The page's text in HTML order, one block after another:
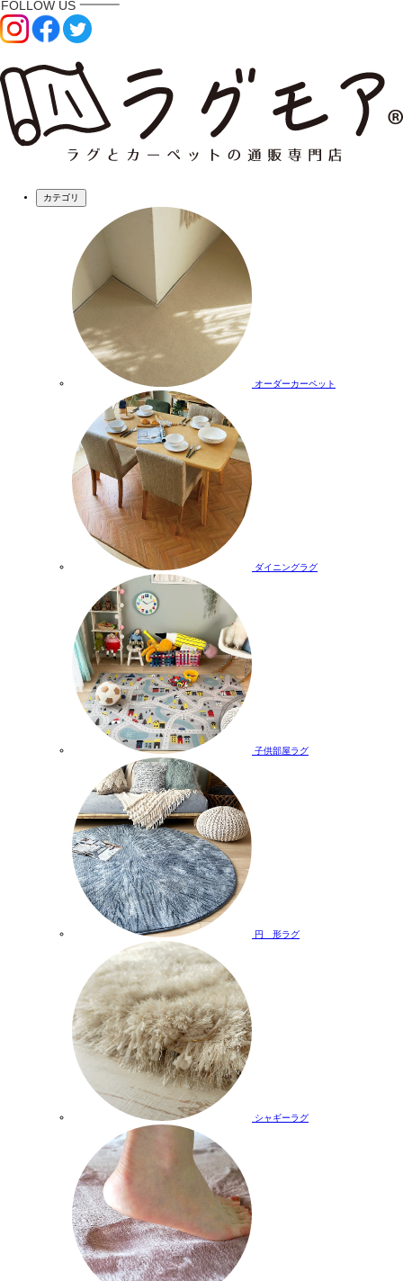
カテゴリ
オーダーカーペット
ダイニングラグ
子供部屋ラグ
円 形ラグ
シャギーラグ